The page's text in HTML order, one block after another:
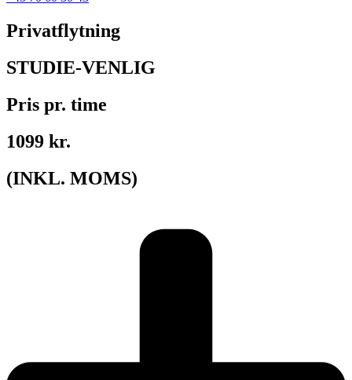
Privatflytning
STUDIE-VENLIG
Pris pr. time
1099 kr.
(INKL. MOMS)